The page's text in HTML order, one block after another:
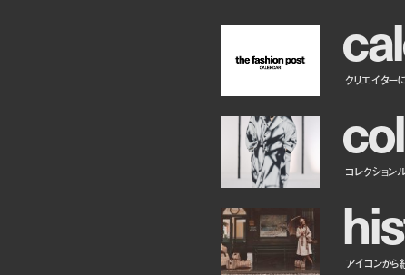
cal
クリエイター
col
コレクション
his
アイコンから